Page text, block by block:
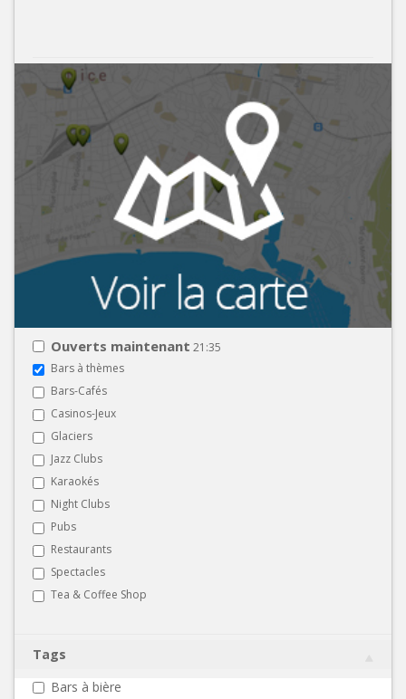
Ouverts maintenant 21:35
Bars à thèmes
Bars-Cafés
Casinos-Jeux
Glaciers
Jazz Clubs
Karaokés
Night Clubs
Pubs
Restaurants
Spectacles
Tea & Coffee Shop
Tags
Bars à bière